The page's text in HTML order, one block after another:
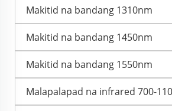
Makitid na bandang 1310nm
Makitid na bandang 1450nm
Makitid na bandang 1550nm
Malapalapad na infrared 700-